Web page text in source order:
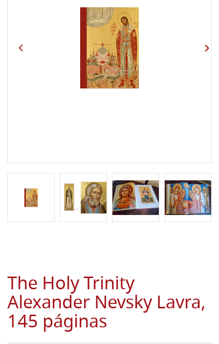
The Holy Trinity
Alexander Nevsky Lavra,
145 páginas